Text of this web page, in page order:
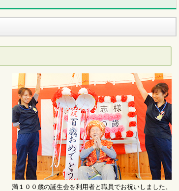
満１００歳の誕生会を利用者と職員でお祝いしました。